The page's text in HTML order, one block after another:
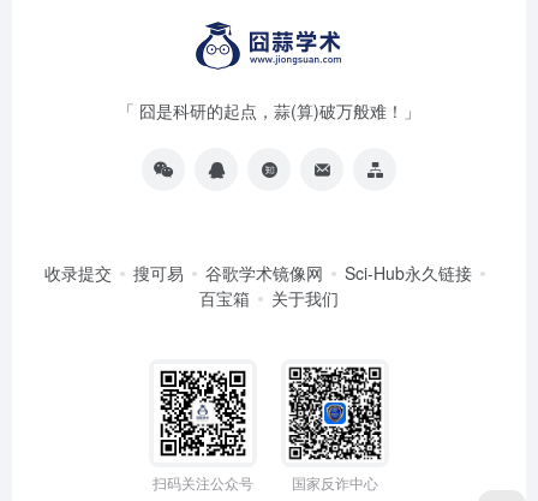
「 囧是科研的起点，蒜(算)破万般难！」
收录提交 搜可易 谷歌学术镜像网
Sci-Hub永久链接
百宝箱
关于我们
扫码关注公众号 国家反诈中心